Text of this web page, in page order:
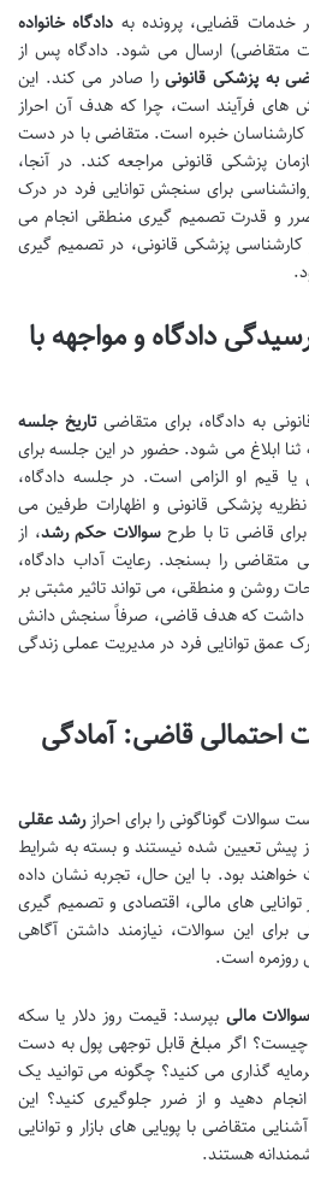
قضایی، پرونده به دادگاه خانواده
متقاضی) ارسال می شود. دادگاه پس از
به پزشکی قانونیرا صادر می کند. این
فرآیند است، چرا که هدف آن احراز
خبره است. متقاضی با در دست
پزشکی قانونی مراجعه کند. در آنجا،
برای سنجش توانایی فرد در درک
و قدرت تصمیم گیری منطقی انجام می
پزشکی قانونی، در تصمیم گیری
دادگاه و مواجهه با
به دادگاه، برای متقاضیتاریخ جلسه
ثنا ابلاغ می شود. حضور در این جلسه برای
قیم او الزامی است. در جلسه دادگاه،
پزشکی قانونی و اظهارات طرفین می
قاضی تا با طرحسوالات حکم رشد، از
متقاضی را بسنجد. رعایت آداب دادگاه،
روشن و منطقی، می تواند تاثیر مثبتی بر
داشت که هدف قاضی، صرفاً سنجش دانش
عمق توانایی فرد در مدیریت عملی زندگی
احتمالی قاضی: آمادگی
گوناگونی را برای احرازرشد عقلی
پیش تعیین شده نیستند و بسته به شرایط
بود. با این حال، تجربه نشان داده
های مالی، اقتصادی و تصمیم گیری
این سوالات، نیازمند داشتن آگاهی
روزمره است.
سوالات مالی بپرسد: قیمت روز دلار یا سکه
اگر مبلغ قابل توجهی پول به دست
گذاری می کنید؟ چگونه می توانید یک
دهید و از ضرر جلوگیری کنید؟ این
متقاضی با پویایی های بازار و توانایی
هستند.